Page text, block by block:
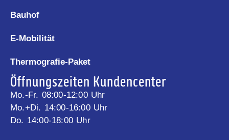
Bauhof
E-Mobilität
Thermografie-Paket
Öffnungszeiten Kundencenter
Mo.-Fr. 08:00-12:00 Uhr
Mo.+Di. 14:00-16:00 Uhr
Do. 14:00-18:00 Uhr